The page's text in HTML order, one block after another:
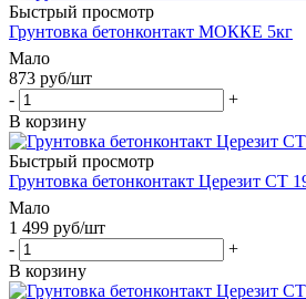
Быстрый просмотр
Грунтовка бетонконтакт МОККЕ 5кг
Мало
873 руб/шт
-
+
В корзину
Быстрый просмотр
Грунтовка бетонконтакт Церезит СТ
Мало
1 499 руб/шт
-
+
В корзину